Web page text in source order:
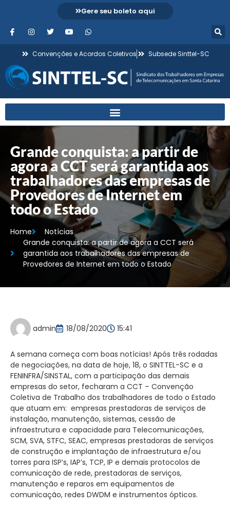
Gere seu boleto aqui
Convenções e Acordos Coletivos Subsede Sinttel-SC
Grande conquista: a partir de
agora a CCT será garantida aos
trabalhadores das empresas de
Provedores de Internet em
todo o Estado
Home
Notícias
Grande conquista: a partir de agora a CCT será
garantida aos trabalhadores das empresas de
Provedores de Internet em todo o Estado
admin 18/08/2020 15:41
A semana começa com boas notícias! Após três rodadas
de negociações, na data de hoje, 18, o SINTTEL-SC e a
FENINFRA/SINSTAL, com a participação das demais
empresas do setor, fecharam a CCT – Convenção
Coletiva de Trabalho dos trabalhadores de todo o Estado
que atuam em: empresas prestadoras de serviços de
instalação, manutenção, sistemas, cessão de
infraestrutura e capacidade para Telecomunicações,
SCM, SVA, STFC, SEAC, empresas prestadoras de serviços
de construção e implantação de infraestrutura e/ou
torres para ISP’s, IAP’s, TCP, IP e demais protocolos de
comunicação de rede, prestadoras de serviços,
manutenção e reparos em equipamentos de
comunicação, redes DWDM e instrumentos ópticos.